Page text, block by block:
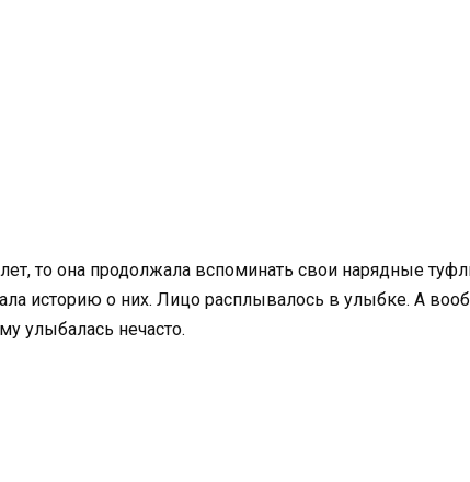
то она продолжала вспоминать свои нарядные
историю о них. Лицо расплывалось в улыбке. А
улыбалась нечасто.